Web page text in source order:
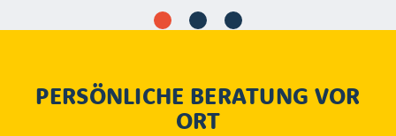
PERSÖNLICHE BERATUNG VOR
ORT